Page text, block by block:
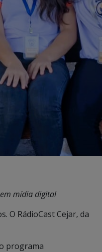
mídia digital
O RádioCast Cejar, da
programa